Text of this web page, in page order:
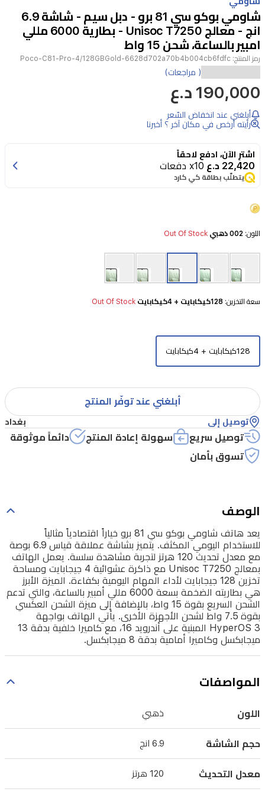
of
2
شاومي بوكو سي 81 برو - دبل سيم - شاشة 6.9
انج - معالج Unisoc T7250 - بطارية 6000 مللي
امبير بالساعة، شحن 15 واط
رمز المنتج: Poco-C81-Pro-4/128GBGold-6628d702a70b4b004cb6fdfc
هاتف
شاومي
بوكو
81
برو
اقتصادياً
المكثف.
قياس
6.9
مع
معدل
تحديث
120
هرتز
سلسة.
يعمل
الهاتف
بمعالج
Unisoc
T7250
مع
ذاكرة
عشوائية
4
ومساحة
128
لأداء
المهام
اليومية
( مراجعات)
190,000 د.ع
أبلغني عند انخفاض السّعر
رأيته أرخص في مكان آخر ؟ أخبرنا
اشترِ الآن، ادفع لاحقاً
22,420 د.ع x10 دفعات
يتطلّب بطاقة كي كارد
اللون: 002 ذهبي Out Of Stock
سعة التخزين: 128كيكابايت + 4كيكابايت Out Of Stock
128كيكابايت + 4كيكابايت
أبلغني عند توفّر المنتج
توصيل إلى بغداد
توصيل سريع سهولة إعادة المنتج
دائماً موثوقة
تسوق بأمان
الوصف
يعد هاتف شاومي بوكو سي 81 برو خياراً اقتصادياً مثالياً
للاستخدام اليومي المكثف. يتميز بشاشة عملاقة قياس 6.9 بوصة
مع معدل تحديث 120 هرتز لتجربة مشاهدة سلسة. يعمل الهاتف
بمعالج Unisoc T7250 مع ذاكرة عشوائية 4 جيجابايت ومساحة
تخزين 128 جيجابايت لأداء المهام اليومية بكفاءة. الميزة الأبرز
هي بطاريته الضخمة بسعة 6000 مللي أمبير بالساعة، والتي تدعم
الشحن السريع بقوة 15 واط، بالإضافة إلى ميزة الشحن العكسي
بقوة 7.5 واط لشحن الأجهزة الأخرى. يأتي الهاتف بواجهة
HyperOS 3 المبنية على أندرويد 16، مع كاميرا خلفية بدقة 13
ميجابكسل وكاميرا أمامية بدقة 8 ميجابكسل.
المواصفات
اللون ذهبي
حجم الشاشة 6.9 انج
معدل التحديث 120 هرتز